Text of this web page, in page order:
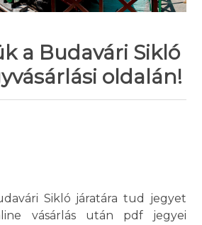
a Budavári Sikló
oldalán!
Sikló járatára tud jegyet
vásárlás után pdf jegyei